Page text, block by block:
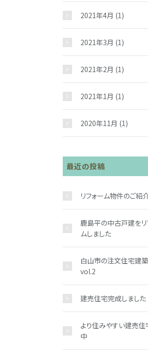
2021年4月 (1)
2021年3月 (1)
2021年2月 (1)
2021年1月 (1)
2020年11月 (1)
最近の投稿
リフォーム物件のご紹
鹿島平の中古戸建をリ
ムしました
白山市の注文住宅建
vol.2
建売住宅完成しました
より住みやすい建売
中